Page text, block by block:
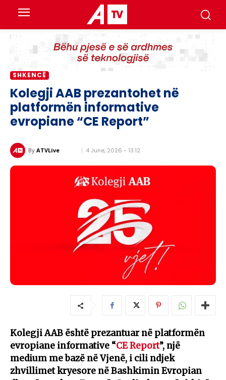
SHKENCË
Kolegji AAB prezantohet në
platformën informative
evropiane “CE Report”
By ATVLive 4 June, 2026 - 13:12
Kolegji AAB është prezantuar në platformën
evropiane informative “CE Report”, një
medium me bazë në Vjenë, i cili ndjek
zhvillimet kryesore në Bashkimin Evropian